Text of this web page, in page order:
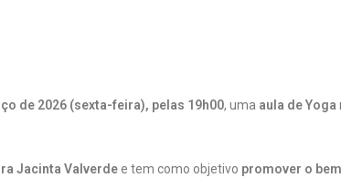
de 2026 (sexta-feira), pelas 19h00, uma aula de Yoga
Jacinta Valverdee tem como objetivo promover o